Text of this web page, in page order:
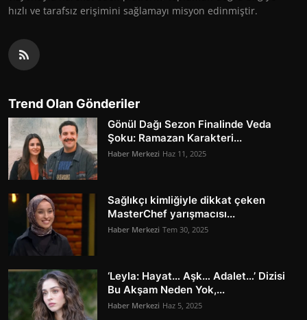
hızlı ve tarafsız erişimini sağlamayı misyon edinmiştir.
Trend Olan Gönderiler
Gönül Dağı Sezon Finalinde Veda
Şoku: Ramazan Karakteri...
Haber Merkezi Haz 11, 2025
Sağlıkçı kimliğiyle dikkat çeken
MasterChef yarışmacısı...
Haber Merkezi Tem 30, 2025
‘Leyla: Hayat… Aşk… Adalet…’ Dizisi
Bu Akşam Neden Yok,...
Haber Merkezi Haz 5, 2025